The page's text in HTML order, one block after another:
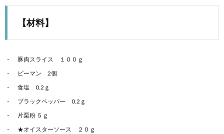
【材料】
豚肉スライス １００ｇ
ピーマン 2個
食塩 0.2ｇ
ブラックペッパー 0.2ｇ
片栗粉 ５ｇ
★オイスターソース ２０ｇ